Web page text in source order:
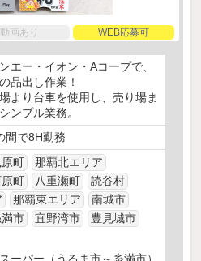
動画あり WEB応募可
エー・イオン・Aコープで、
品出し作業！
より台車を使用し、売り場ま
ンプル業務。
間で8H勤務
町
那覇北エリア
町 八重瀬町
読谷村
那覇東エリア
南城市
満市 宜野湾市
豊見城市